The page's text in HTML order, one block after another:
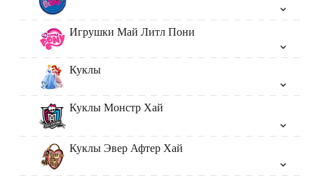
Игрушки Май Литл Пони
Куклы
Куклы Монстр Хай
Куклы Эвер Афтер Хай